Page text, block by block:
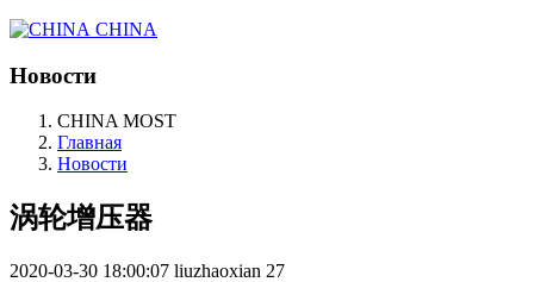
CHINA
Новости
CHINA MOST
Главная
Новости
涡轮增压器
2020-03-30 18:00:07 liuzhaoxian 27